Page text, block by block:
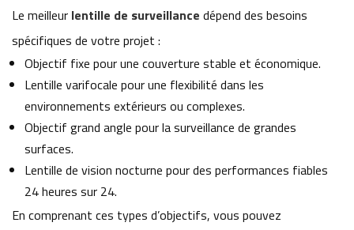
Le meilleur lentille de surveillance dépend des besoins
spécifiques de votre projet :
Objectif fixe pour une couverture stable et économique.
Lentille varifocale pour une flexibilité dans les
environnements extérieurs ou complexes.
Objectif grand angle pour la surveillance de grandes
surfaces.
Lentille de vision nocturne pour des performances fiables
24 heures sur 24.
En comprenant ces types d’objectifs, vous pouvez